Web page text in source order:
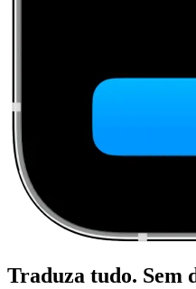
Traduza tudo. Sem